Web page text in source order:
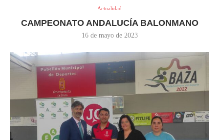
Actualidad
CAMPEONATO ANDALUCÍA BALONMANO
16 de mayo de 2023